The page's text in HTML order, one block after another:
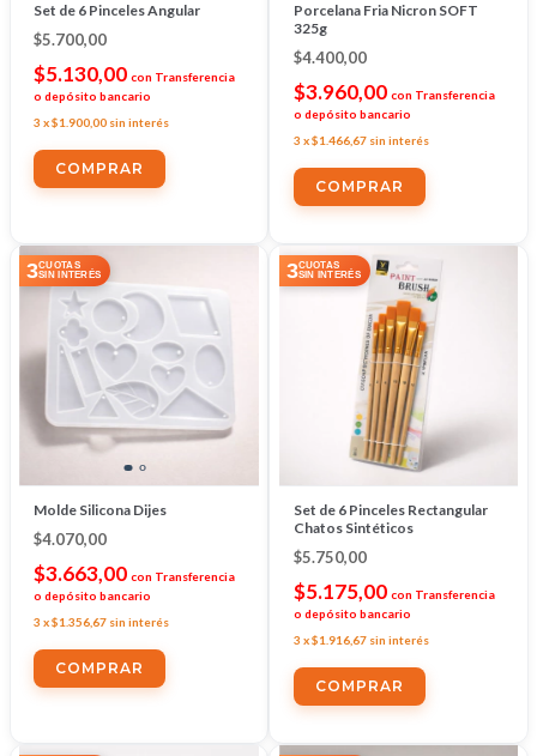
Set de 6 Pinceles Angular
$5.700,00
$5.130,00 con Transferencia
o depósito bancario
3 x$1.900,00 sin interés
Porcelana Fria Nicron SOFT
325g
$4.400,00
$3.960,00 con Transferencia
o depósito bancario
3 x$1.466,67 sin interés
3CUOTAS
SIN INTERÉS
Molde Silicona Dijes
$4.070,00
$3.663,00 con Transferencia
o depósito bancario
3 x$1.356,67 sin interés
3CUOTAS
SIN INTERÉS
Set de 6 Pinceles Rectangular
Chatos Sintéticos
$5.750,00
$5.175,00 con Transferencia
o depósito bancario
3 x$1.916,67 sin interés